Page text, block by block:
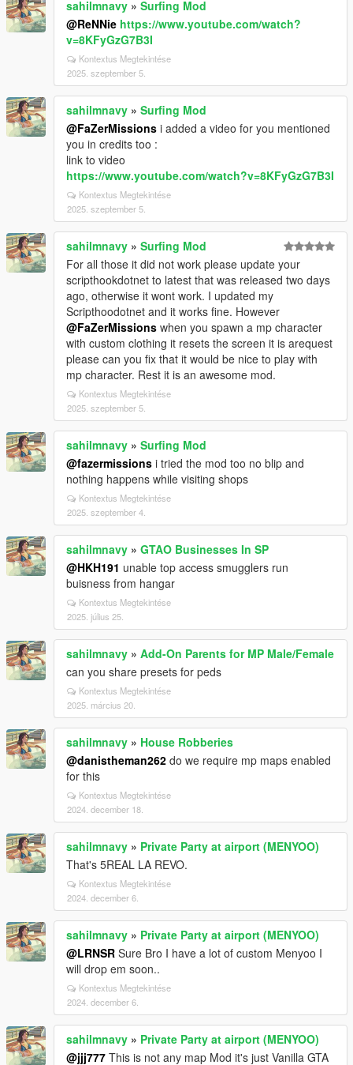
sahilmnavy » Surfing Mod
@ReNNie https://www.youtube.com/watch?
v=8KFyGzG7B3I
Kontextus Megtekintése
2025. szeptember 5.
sahilmnavy » Surfing Mod
@FaZerMissions i added a video for you mentioned
you in credits too :
link to video
https://www.youtube.com/watch?v=8KFyGzG7B3I
Kontextus Megtekintése
2025. szeptember 5.
sahilmnavy » Surfing Mod
For all those it did not work please update your
scripthookdotnet to latest that was released two days
ago, otherwise it wont work. I updated my
Scripthoodotnet and it works fine. However
@FaZerMissions when you spawn a mp character
with custom clothing it resets the screen it is arequest
please can you fix that it would be nice to play with
mp character. Rest it is an awesome mod.
Kontextus Megtekintése
2025. szeptember 5.
sahilmnavy » Surfing Mod
@fazermissions i tried the mod too no blip and
nothing happens while visiting shops
Kontextus Megtekintése
2025. szeptember 4.
sahilmnavy » GTAO Businesses In SP
@HKH191 unable top access smugglers run
buisness from hangar
Kontextus Megtekintése
2025. július 25.
sahilmnavy » Add-On Parents for MP Male/Female
can you share presets for peds
Kontextus Megtekintése
2025. március 20.
sahilmnavy » House Robberies
@danistheman262 do we require mp maps enabled
for this
Kontextus Megtekintése
2024. december 18.
sahilmnavy » Private Party at airport (MENYOO)
That's 5REAL LA REVO.
Kontextus Megtekintése
2024. december 6.
sahilmnavy » Private Party at airport (MENYOO)
@LRNSR Sure Bro I have a lot of custom Menyoo I
will drop em soon..
Kontextus Megtekintése
2024. december 6.
sahilmnavy » Private Party at airport (MENYOO)
@jjj777 This is not any map Mod it's just Vanilla GTA